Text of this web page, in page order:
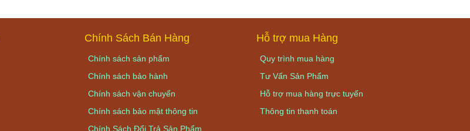
Chính Sách Bán Hàng
Chính sách sản phẩm
Chính sách bảo hành
Chính sách vận chuyển
Chính sách bảo mật thông tin
Chính Sách Đổi Trả Sản Phẩm
Hỗ trợ mua Hàng
Quy trình mua hàng
Tư Vấn Sản Phẩm
Hỗ trợ mua hàng trực tuyến
Thông tin thanh toán